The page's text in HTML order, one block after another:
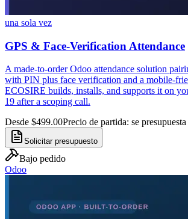
una sola vez
GPS & Face-Verification Attendance
A made-to-order Odoo attendance solution
with PIN plus face verification and a mobile-
ECOSIRE builds, installs, and supports it on
19 after a scoping call.
Desde $499.00Precio de partida: se
Solicitar presupuesto
Bajo pedido
Odoo